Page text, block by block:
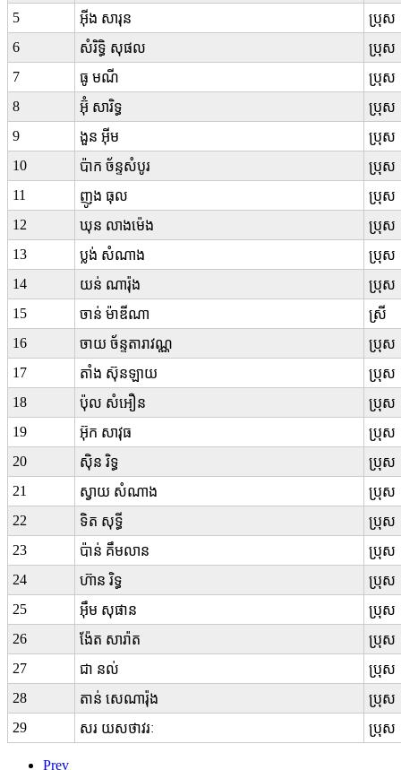
5 អ៊ីង សារុន
ប្រុស
6
សំរិទ្ធិ សុផល
ប្រុស
7
ធូ មណី
ប្រុស
8
អ៊ុំ សារិទ្ធ
ប្រុស
9
ងួន អ៊ីម
ប្រុស
10
ប៉ាក ច័ន្ទសំបូរ
ប្រុស
11
ញូង ធុល
ប្រុស
12
ឃុន លាងម៉េង
ប្រុស
13
ប្លង់ សំណាង
ប្រុស
14
យន់ ណារ៉ុង
ប្រុស
15
ចាន់ ម៉ាឌីណា
ស្រី
16
ចាយ ច័ន្ទតារាវណ្ណ
ប្រុស
17
តាំង ស៊ុនឡាយ
ប្រុស
18
ប៉ុល សំអឿន
ប្រុស
19
អ៊ុក សាវុធ
ប្រុស
20
ស៊ិន រិទ្ធ
ប្រុស
21
ស្វាយ សំណាង
ប្រុស
22
ទិត សុទ្ធី
ប្រុស
23
ប៉ាន់ គឹមលាន
ប្រុស
24
ហ៊ាន រិទ្ធ
ប្រុស
25
អ៊ឹម សុផាន
ប្រុស
26
ង៉ែត សារ៉ាត
ប្រុស
27
ជា នល់
ប្រុស
28
តាន់ សេណារ៉ុង
ប្រុស
29
សរ យសថាវរៈ ប្រុស
Prev